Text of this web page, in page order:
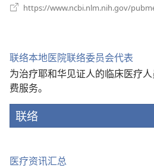
https://www.ncbi.nlm.nih.gov/
联络本地医院联络委员会代表
为治疗耶和华见证人的临床医疗
费服务。
联络
医疗资讯汇总